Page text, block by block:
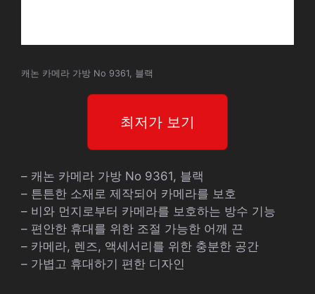
캐논 카메라 가방 No 9361, 블랙
최저가 보기
– 캐논 카메라 가방 No 9361, 블랙
– 튼튼한 소재로 제작되어 카메라를 보호
– 비와 먼지로부터 카메라를 보호하는 방수 기능
– 편안한 휴대를 위한 조절 가능한 어깨 끈
– 카메라, 렌즈, 액세서리를 위한 충분한 공간
– 가볍고 휴대하기 편한 디자인